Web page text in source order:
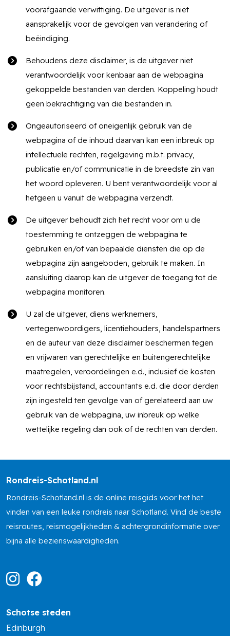
voorafgaande verwittiging. De uitgever is niet
aansprakelijk voor de gevolgen van verandering of
beëindiging.
Behoudens deze disclaimer, is de uitgever niet
verantwoordelijk voor kenbaar aan de webpagina
gekoppelde bestanden van derden. Koppeling houdt
geen bekrachtiging van die bestanden in.
Ongeautoriseerd of oneigenlijk gebruik van de
webpagina of de inhoud daarvan kan een inbreuk op
intellectuele rechten, regelgeving m.b.t. privacy,
publicatie en/of communicatie in de breedste zin van
het woord opleveren. U bent verantwoordelijk voor al
hetgeen u vanuit de webpagina verzendt.
De uitgever behoudt zich het recht voor om u de
toestemming te ontzeggen de webpagina te
gebruiken en/of van bepaalde diensten die op de
webpagina zijn aangeboden, gebruik te maken. In
aansluiting daarop kan de uitgever de toegang tot de
webpagina monitoren.
U zal de uitgever, diens werknemers,
vertegenwoordigers, licentiehouders, handelspartners
en de auteur van deze disclaimer beschermen tegen
en vrijwaren van gerechtelijke en buitengerechtelijke
maatregelen, veroordelingen e.d., inclusief de kosten
voor rechtsbijstand, accountants e.d. die door derden
zijn ingesteld ten gevolge van of gerelateerd aan uw
gebruik van de webpagina, uw inbreuk op welke
wettelijke regeling dan ook of de rechten van derden.
Rondreis-Schotland.nl
Rondreis-Schotland.nl is de online reisgids voor het het
vinden van een leuke rondreis naar Schotland. Vind de beste
reisroutes, reismogelijkheden & achtergrondinformatie over
bijna alle bezienswaardigheden.
Schotse steden
Edinburgh